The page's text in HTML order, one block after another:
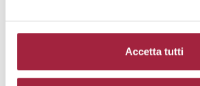
Accetta tutti